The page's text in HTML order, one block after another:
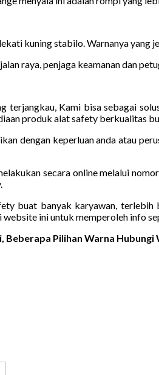
kuning stabilo. Warnanya yang
raya, penjaga keamanan dan
terjangkau, Kami bisa sebagai
produk alat safety berkualitas
dengan keperluan anda atau
secara online melalui
buat banyak karyawan,
ini untuk memperoleh info
Pilihan Warna Hubungi